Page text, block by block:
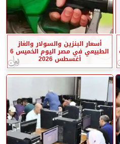
أسعار البنزين والسولار والغاز
الطبيعي في مصر اليوم الخميس 6
أغسطس 2026